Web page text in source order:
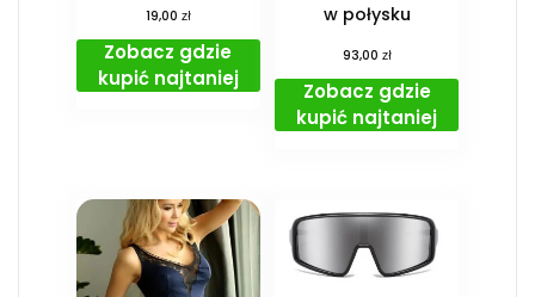
19,00 zł
Zobacz gdzie
kupić najtaniej
w połysku
93,00 zł
Zobacz gdzie
kupić najtaniej